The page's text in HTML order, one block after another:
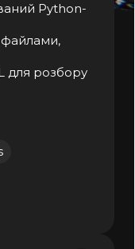
Python-
для розбору